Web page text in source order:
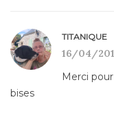
TITANIQUE
16/04/
Merci
bises